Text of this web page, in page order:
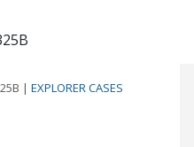
| EXPLORER CASES